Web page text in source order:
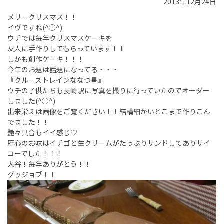
メリークリスマス！！
イヴですね(^○^)
ウチでは毎年クリスマスケーキを
友人に手作りしてもらっています！！
しかも創作ケーキ！！！
今年のお題は話題になってる・・・
『クルーズトレインななつ星』
ウチの子供たちも長崎駅に写真を撮りに行っていたのでオーダー
しました(^○^)
出来栄えは画像をご覧ください！！結構細かいとこまで作りこん
でました！！
艶々具合もイイ感じ♡
肝心のお味はイチゴと生クリームがたっぷりサンドしてありサイ
コーでした！！！
大谷！毎年ありがとう！！
グッジョブ！！